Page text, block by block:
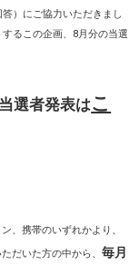
）にご協力いただきまし
るこの企画、8月分の当選
選者発表はこ
、携帯のいずれかより、
だいた方の中から、毎月